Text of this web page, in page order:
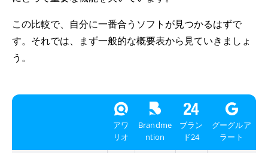
この比較で、自分に一番合うソフトが見つかるはずで
す。それでは、まず一般的な概要表から見ていきましょ
う。
アワ
リオ
Brandme
ntion
ブラン
ド24
グーグルア
ラート